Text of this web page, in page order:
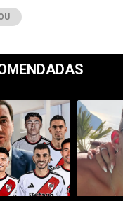
con el título "Uno
Un